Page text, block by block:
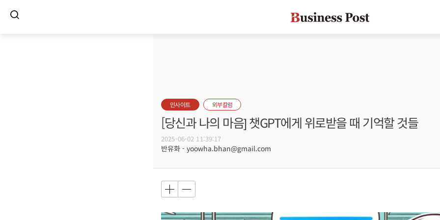
인사이트 외부칼럼
[당신과 나의 마음] 챗GPT에게 위로받을 때 기억할 것들
2025-06-02 11:39:17
반유화 - yoowha.bhan@gmail.com